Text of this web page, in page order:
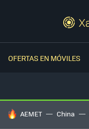
OFERTAS EN MÓVILES
HOY SE HABLA DE
AEMET China